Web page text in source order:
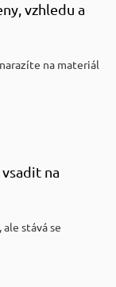
vzhledu a
na materiál
na
stává se